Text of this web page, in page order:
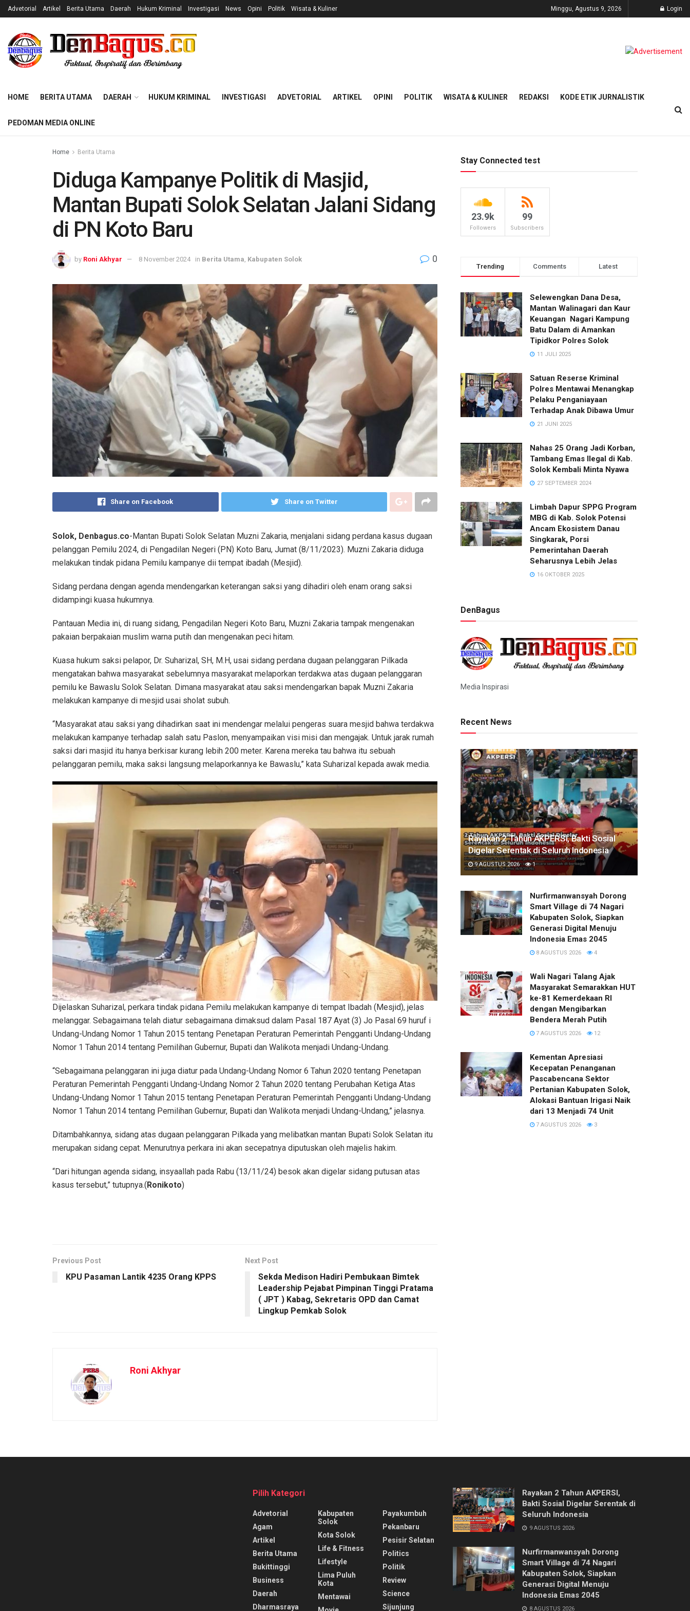
Advetorial Artikel Berita Utama Daerah Hukum Kriminal Investigasi News Opini Politik Wisata & Kuliner Minggu, Agustus 9, 2026 Login
HOME BERITA UTAMA DAERAH HUKUM KRIMINAL INVESTIGASI ADVETORIAL ARTIKEL OPINI POLITIK WISATA & KULINER REDAKSI KODE ETIK JURNALISTIK
PEDOMAN MEDIA ONLINE
Home Berita Utama
Diduga Kampanye Politik di Masjid,
Mantan Bupati Solok Selatan Jalani Sidang
di PN Koto Baru
by Roni Akhyar 8 November 2024 in Berita Utama Kabupaten Solok 0
Share on Facebook Share on Twitter
Solok, Denbagus.co-Mantan Bupati Solok Selatan Muzni Zakaria, menjalani sidang perdana kasus dugaan
pelanggan Pemilu 2024, di Pengadilan Negeri (PN) Koto Baru, Jumat (8/11/2023). Muzni Zakaria diduga
melakukan tindak pidana Pemilu kampanye dii tempat ibadah (Mesjid).
Sidang perdana dengan agenda mendengarkan keterangan saksi yang dihadiri oleh enam orang saksi
didampingi kuasa hukumnya.
Pantauan Media ini, di ruang sidang, Pengadilan Negeri Koto Baru, Muzni Zakaria tampak mengenakan
pakaian berpakaian muslim warna putih dan mengenakan peci hitam.
Kuasa hukum saksi pelapor, Dr. Suharizal, SH, M.H, usai sidang perdana dugaan pelanggaran Pilkada
mengatakan bahwa masyarakat sebelumnya masyarakat melaporkan terdakwa atas dugaan pelanggaran
pemilu ke Bawaslu Solok Selatan. Dimana masyarakat atau saksi mendengarkan bapak Muzni Zakaria
melakukan kampanye di mesjid usai sholat subuh.
“Masyarakat atau saksi yang dihadirkan saat ini mendengar melalui pengeras suara mesjid bahwa terdakwa
melakukan kampanye terhadap salah satu Paslon, menyampaikan visi misi dan mengajak. Untuk jarak rumah
saksi dari masjid itu hanya berkisar kurang lebih 200 meter. Karena mereka tau bahwa itu sebuah
pelanggaran pemilu, maka saksi langsung melaporkannya ke Bawaslu,” kata Suharizal kepada awak media.
Dijelaskan Suharizal, perkara tindak pidana Pemilu melakukan kampanye di tempat Ibadah (Mesjid), jelas
melanggar. Sebagaimana telah diatur sebagaimana dimaksud dalam Pasal 187 Ayat (3) Jo Pasal 69 huruf i
Undang-Undang Nomor 1 Tahun 2015 tentang Penetapan Peraturan Pemerintah Pengganti Undang-Undang
Nomor 1 Tahun 2014 tentang Pemilihan Gubernur, Bupati dan Walikota menjadi Undang-Undang.
“Sebagaimana pelanggaran ini juga diatur pada Undang-Undang Nomor 6 Tahun 2020 tentang Penetapan
Peraturan Pemerintah Pengganti Undang-Undang Nomor 2 Tahun 2020 tentang Perubahan Ketiga Atas
Undang-Undang Nomor 1 Tahun 2015 tentang Penetapan Peraturan Pemerintah Pengganti Undang-Undang
Nomor 1 Tahun 2014 tentang Pemilihan Gubernur, Bupati dan Walikota menjadi Undang-Undang,” jelasnya.
Ditambahkannya, sidang atas dugaan pelanggaran Pilkada yang melibatkan mantan Bupati Solok Selatan itu
merupakan sidang cepat. Menurutnya perkara ini akan secepatnya diputuskan oleh majelis hakim.
“Dari hitungan agenda sidang, insyaallah pada Rabu (13/11/24) besok akan digelar sidang putusan atas
kasus tersebut,” tutupnya.(Ronikoto)
Previous Post
KPU Pasaman Lantik 4235 Orang KPPS
Next Post
Sekda Medison Hadiri Pembukaan Bimtek
Leadership Pejabat Pimpinan Tinggi Pratama
( JPT ) Kabag, Sekretaris OPD dan Camat
Lingkup Pemkab Solok
Roni Akhyar
Stay Connected test
23.9k
Followers
99
Subscribers
Trending Comments Latest
Selewengkan Dana Desa,
Mantan Walinagari dan Kaur
Keuangan Nagari Kampung
Batu Dalam di Amankan
Tipidkor Polres Solok
11 JULI 2025
Satuan Reserse Kriminal
Polres Mentawai Menangkap
Pelaku Penganiayaan
Terhadap Anak Dibawa Umur
21 JUNI 2025
Nahas 25 Orang Jadi Korban,
Tambang Emas Ilegal di Kab.
Solok Kembali Minta Nyawa
27 SEPTEMBER 2024
Limbah Dapur SPPG Program
MBG di Kab. Solok Potensi
Ancam Ekosistem Danau
Singkarak, Porsi
Pemerintahan Daerah
Seharusnya Lebih Jelas
16 OKTOBER 2025
DenBagus
Media Inspirasi
Recent News
Rayakan 2 Tahun AKPERSI, Bakti Sosial
Digelar Serentak di Seluruh Indonesia
9 AGUSTUS 2026 1
Nurfirmanwansyah Dorong
Smart Village di 74 Nagari
Kabupaten Solok, Siapkan
Generasi Digital Menuju
Indonesia Emas 2045
8 AGUSTUS 2026 4
Wali Nagari Talang Ajak
Masyarakat Semarakkan HUT
ke-81 Kemerdekaan RI
dengan Mengibarkan
Bendera Merah Putih
7 AGUSTUS 2026 12
Kementan Apresiasi
Kecepatan Penanganan
Pascabencana Sektor
Pertanian Kabupaten Solok,
Alokasi Bantuan Irigasi Naik
dari 13 Menjadi 74 Unit
7 AGUSTUS 2026 3
Pilih Kategori
Advetorial
Agam
Artikel
Berita Utama
Bukittinggi
Business
Daerah
Dharmasraya
Kabupaten
Solok
Kota Solok
Life & Fitness
Lifestyle
Lima Puluh
Kota
Mentawai
Payakumbuh
Pekanbaru
Pesisir Selatan
Politics
Politik
Review
Science
Sijunjung
Rayakan 2 Tahun AKPERSI,
Bakti Sosial Digelar Serentak di
Seluruh Indonesia
9 AGUSTUS 2026
Nurfirmanwansyah Dorong
Smart Village di 74 Nagari
Kabupaten Solok, Siapkan
Generasi Digital Menuju
Indonesia Emas 2045
8 AGUSTUS 2026